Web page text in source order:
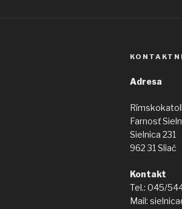
Adresa
Farnosť
Sielnica 231
962 31 Sliač
Kontakt
Tel.: 045/
Mail: